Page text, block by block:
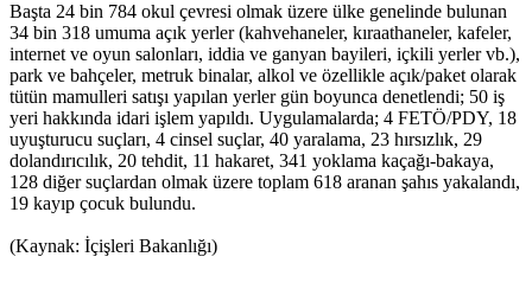
Başta 24 bin 784 okul çevresi olmak üzere ülke genelinde bulunan
34 bin 318 umuma açık yerler (kahvehaneler, kıraathaneler, kafeler,
internet ve oyun salonları, iddia ve ganyan bayileri, içkili yerler vb.),
park ve bahçeler, metruk binalar, alkol ve özellikle açık/paket olarak
tütün mamulleri satışı yapılan yerler gün boyunca denetlendi; 50 iş
yeri hakkında idari işlem yapıldı. Uygulamalarda; 4 FETÖ/PDY, 18
uyuşturucu suçları, 4 cinsel suçlar, 40 yaralama, 23 hırsızlık, 29
dolandırıcılık, 20 tehdit, 11 hakaret, 341 yoklama kaçağı-bakaya,
128 diğer suçlardan olmak üzere toplam 618 aranan şahıs yakalandı,
19 kayıp çocuk bulundu.
(Kaynak: İçişleri Bakanlığı)